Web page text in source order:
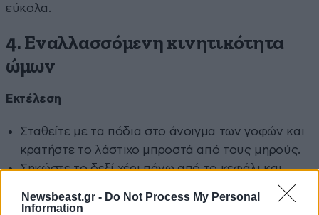
Newsbeast.gr - Do Not Process My Personal
Information
εύκολα.
4. Εναλλασσόμενη κινητικότητα
ώμων
Εκτέλεση
Σταθείτε με τα πόδια στο άνοιγμα των γοφών και
κρατήστε το λάστιχο μπροστά από τους μηρούς.
Σηκώστε το δεξί χέρι πάνω από το κεφάλι και
προς τα πίσω, περνώντας το λάστιχο δίπλα από το
αριστερό αυτί.